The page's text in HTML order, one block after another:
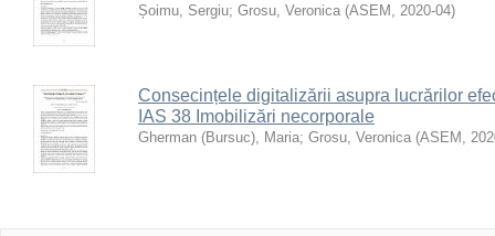
Șoimu, Sergiu; Grosu, Veronica (ASEM , 2020-04)
Consecințele digitalizării asupra lucrărilor
IAS 38 Imobilizări necorporale
Gherman (Bursuc), Maria; Grosu, Veronica (ASEM ,